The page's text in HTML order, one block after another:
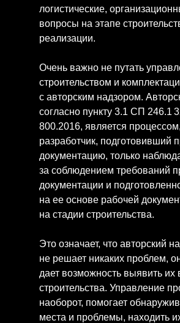
логистические,
вопросы на этапе
реализации.
Очень важно не путать
строительством и
с авторским надзором.
согласно пункту 3.1 СП 246.1
800.2016, является
разработчик, подготовивший
документацию, только
за соблюдением требований
документации и
на ее основе рабочей
на стадии строительства.
Это означает, что авторский
не решает никаких проблем,
дает возможность выявить их
строительства. Управление
наоборот, помогает
места и проблемы, находить